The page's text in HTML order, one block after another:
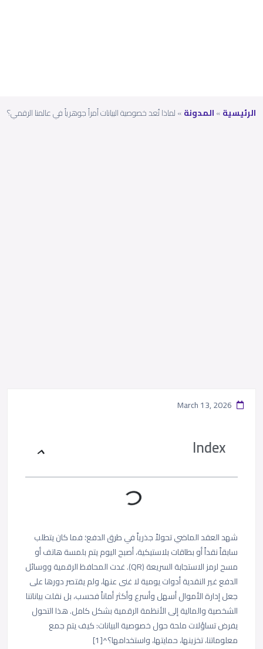
الرئيسية»المدونة»لماذا تُعد خصوصية البيانات أمراً جوهرياً في عالمنا الرقمي؟
Index
شهد العقد الماضي تحولاً جذرياً في طرق الدفع؛ فما كان يتطلب
سابقاً نقداً أو بطاقات بلاستيكية، أصبح اليوم يتم بلمسة هاتف أو
مسح لرمز الاستجابة السريعة (QR). غدت المحافظ الرقمية ووسائل
الدفع غير النقدية أدوات يومية لا غنى عنها، ولم يقتصر دورها على
جعل إدارة الأموال أسهل وأسرع وأكثر أماناً فحسب، بل نقلت بياناتنا
الشخصية والمالية إلى الأنظمة الرقمية بشكل كامل. هذا التحول
يفرض تساؤلات ملحة حول خصوصية البيانات: كيف يتم جمع
معلوماتنا، تخزينها، حمايتها، واستخدامها؟^[1]